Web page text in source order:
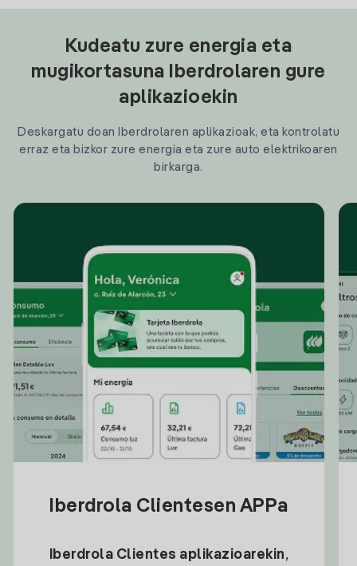
Kudeatu zure energia eta
mugikortasuna Iberdrolaren gure
aplikazioekin
Deskargatu doan Iberdrolaren aplikazioak, eta kontrolatu
erraz eta bizkor zure energia eta zure auto elektrikoaren
birkarga.
Iberdrola Clientesen APPa
Iberdrola Clientes aplikazioarekin,